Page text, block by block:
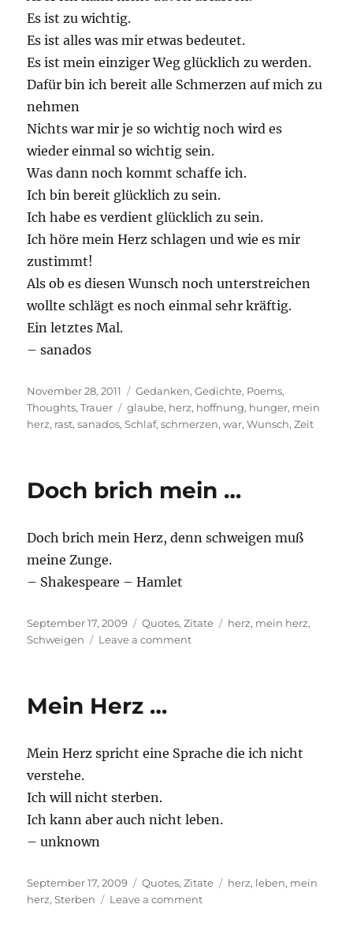
Es ist zu wichtig.
Es ist alles was mir etwas bedeutet.
Es ist mein einziger Weg glücklich zu werden.
Dafür bin ich bereit alle Schmerzen auf mich zu
nehmen
Nichts war mir je so wichtig noch wird es
wieder einmal so wichtig sein.
Was dann noch kommt schaffe ich.
Ich bin bereit glücklich zu sein.
Ich habe es verdient glücklich zu sein.
Ich höre mein Herz schlagen und wie es mir
zustimmt!
Als ob es diesen Wunsch noch unterstreichen
wollte schlägt es noch einmal sehr kräftig.
Ein letztes Mal.
– sanados
Posted
on
November 28, 2011 Categories
Gedanken,Gedichte, Poems,
Thoughts,Trauer Tags
glaube, herz, hoffnung, hunger, mein
herz, rast,sanados,Schlaf,schmerzen,war,Wunsch,Zeit
Doch brich mein …
Doch brich mein Herz, denn schweigen muß
meine Zunge.
– Shakespeare – Hamlet
Posted
on
September 17, 2009 Categories
Quotes,Zitate Tags
herz, mein herz,
Schweigen
Leave a commenton
Mein Herz …
Mein Herz spricht eine Sprache die ich nicht
verstehe.
Ich will nicht sterben.
Ich kann aber auch nicht leben.
– unknown
Posted
on
September 17, 2009 Categories
Quotes,Zitate Tags
herz, leben, mein
herz,Sterben Leave a commenton